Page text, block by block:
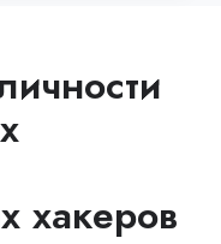
хакеров